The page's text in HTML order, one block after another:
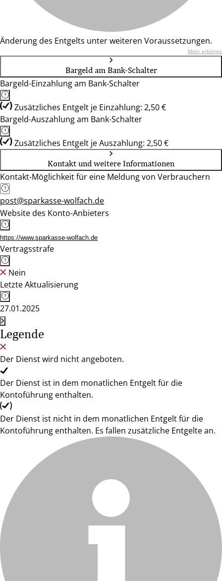
Änderung des Entgelts unter weiteren Voraussetzungen.
Mehr erfahren
Bargeld am Bank-Schalter
Bargeld-Einzahlung am Bank-Schalter
Zusätzliches Entgelt je Einzahlung: 2,50 €
Bargeld-Auszahlung am Bank-Schalter
Zusätzliches Entgelt je Auszahlung: 2,50 €
Kontakt und weitere Informationen
Kontakt-Möglichkeit für eine Meldung von Verbrauchern
post@sparkasse-wolfach.de
Website des Konto-Anbieters
https://www.sparkasse-wolfach.de
Vertragsstrafe
Nein
Letzte Aktualisierung
27.01.2025
Legende
Der Dienst wird nicht angeboten.
Der Dienst ist in dem monatlichen Entgelt für die
Kontoführung enthalten.
Der Dienst ist nicht in dem monatlichen Entgelt für die
Kontoführung enthalten. Es fallen zusätzliche Entgelte an.